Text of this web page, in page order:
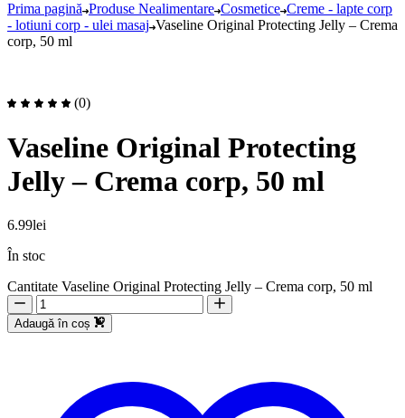
Prima pagină Produse Nealimentare Cosmetice Creme - lapte corp
- lotiuni corp - ulei masaj Vaseline Original Protecting Jelly – Crema
corp, 50 ml
(0)
Vaseline Original Protecting
Jelly – Crema corp, 50 ml
6.99lei
În stoc
Cantitate Vaseline Original Protecting Jelly – Crema corp, 50 ml
Adaugă în coș